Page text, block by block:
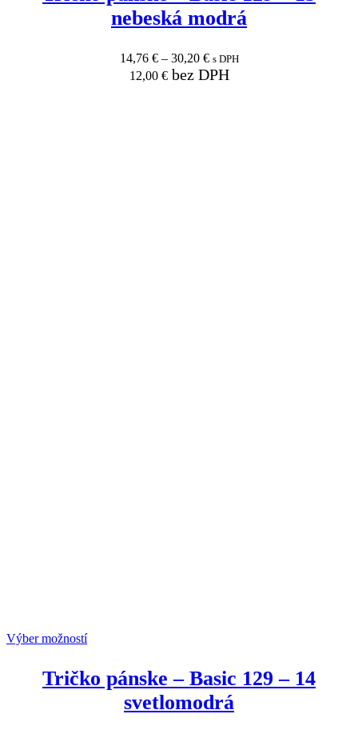
nebeská modrá
14,76 € – 30,20 € s DPH
12,00 €bez DPH
Výber možností
Tričko pánske – Basic 129 – 14
svetlomodrá